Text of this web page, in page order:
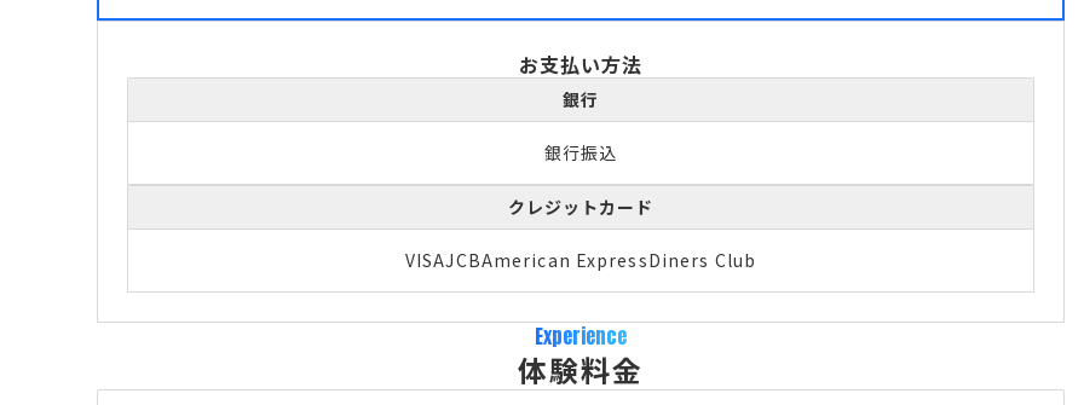
お支払い方法
銀行
銀行振込
クレジットカード
VISAJCBAmerican ExpressDiners Club
Experience
体験料金